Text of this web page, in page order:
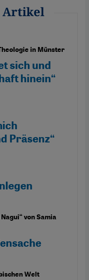
Artikel
in Münster
sich und
hinein“
Präsenz“
von Samia
Welt